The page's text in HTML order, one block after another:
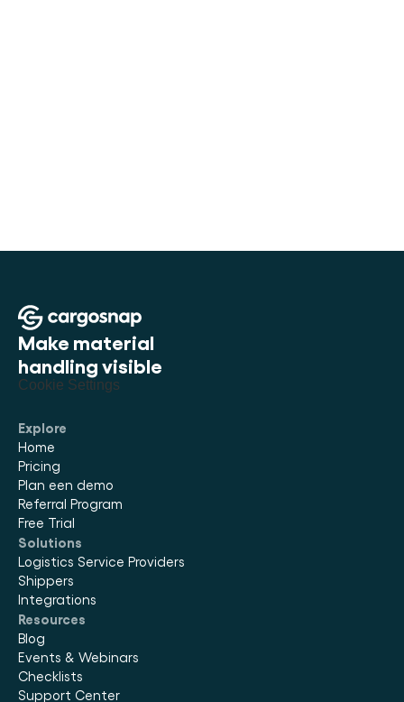
Make material
handling visible
Cookie Settings
Explore
Home
Pricing
Plan een demo
Referral Program
Free Trial
Solutions
Logistics Service Providers
Shippers
Integrations
Resources
Blog
Events & Webinars
Checklists
Support Center